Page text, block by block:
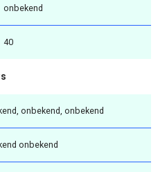
onbekend
40
onbekend, onbekend
onbekend